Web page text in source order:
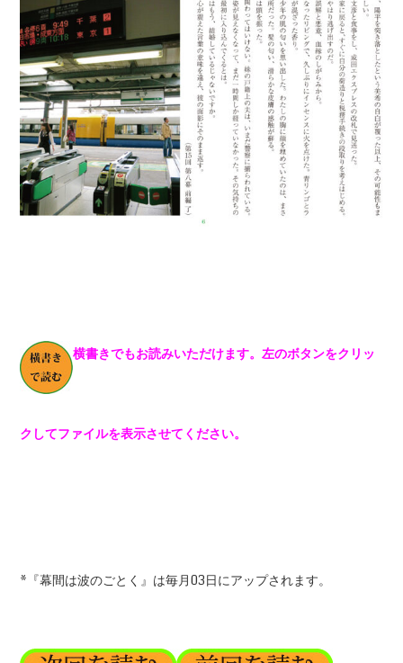
横書きでもお読みいただけます。左のボタンをクリッ
クしてファイルを表示させてください。
*『幕間は波のごとく』は毎月03日にアップされます。